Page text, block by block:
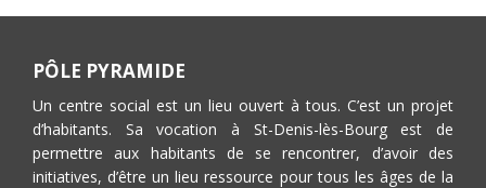
PÔLE PYRAMIDE
Un centre social est un lieu ouvert à tous. C’est un projet
d’habitants. Sa vocation à St-Denis-lès-Bourg est de
permettre aux habitants de se rencontrer, d’avoir des
initiatives, d’être un lieu ressource pour tous les âges de la